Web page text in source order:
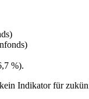
%).
Indikator für